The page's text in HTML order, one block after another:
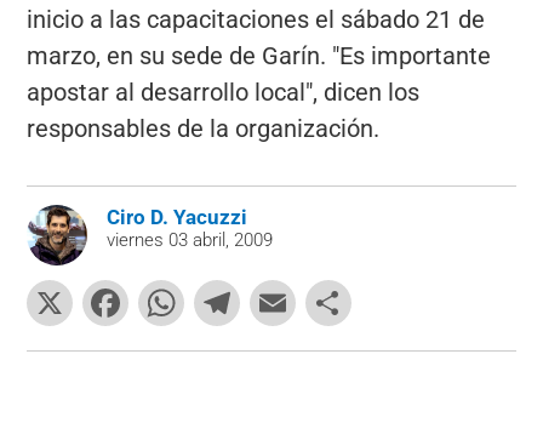
inicio a las capacitaciones el sábado 21 de
marzo, en su sede de Garín. "Es importante
apostar al desarrollo local", dicen los
responsables de la organización.
Ciro D. Yacuzzi
viernes 03 abril, 2009
X
F
a
W
h
T
el
E
m o